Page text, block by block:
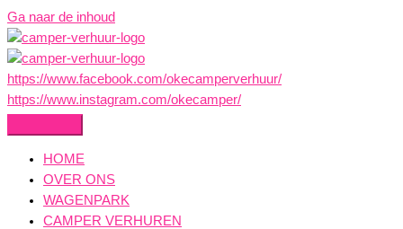
Ga naar de inhoud
https://www.facebook.com/okecamperverhuur/
https://www.instagram.com/okecamper/
HOME
OVER ONS
WAGENPARK
CAMPER VERHUREN